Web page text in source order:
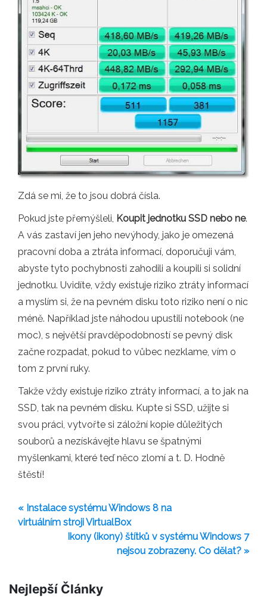
Zdá se mi, že to jsou dobrá čísla.
Pokud jste přemýšleli, Koupit jednotku SSD nebo ne.
A vás zastaví jen jeho nevýhody, jako je omezená
pracovní doba a ztráta informací, doporučuji vám,
abyste tyto pochybnosti zahodili a koupili si solidní
jednotku. Uvidíte, vždy existuje riziko ztráty informací
a myslím si, že na pevném disku toto riziko není o nic
méně. Například jste náhodou upustili notebook (ne
moc), s největší pravděpodobností se pevný disk
začne rozpadat, pokud to vůbec nezklame, vím o
tom z první ruky.
Takže vždy existuje riziko ztráty informací, a to jak na
SSD, tak na pevném disku. Kupte si SSD, užijte si
svou práci, vytvořte si záložní kopie důležitých
souborů a nezískávejte hlavu se špatnými
myšlenkami, které teď něco zlomí a t. D. Hodně
štěstí!
« Instalace systému Windows 8 na
virtuálním stroji VirtualBox
Ikony (ikony) štítků v systému Windows 7
nejsou zobrazeny. Co dělat? »
Nejlepší Články